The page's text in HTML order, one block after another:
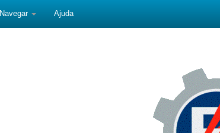
Navegar Ajuda